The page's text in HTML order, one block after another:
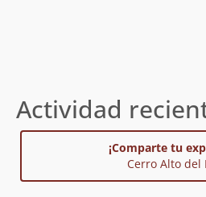
Actividad
¡Comparte tu
Cerro Alto del